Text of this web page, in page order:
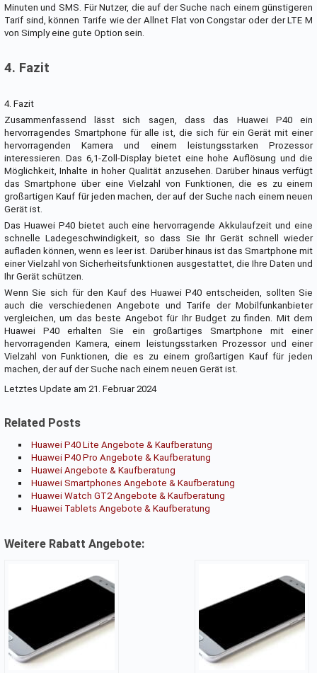
Minuten und SMS. Für Nutzer, die auf der Suche nach einem günstigeren
Tarif sind, können Tarife wie der Allnet Flat von Congstar oder der LTE M
von Simply eine gute Option sein.
4. Fazit
4. Fazit
Zusammenfassend lässt sich sagen, dass das Huawei P40 ein
hervorragendes Smartphone für alle ist, die sich für ein Gerät mit einer
hervorragenden Kamera und einem leistungsstarken Prozessor
interessieren. Das 6,1-Zoll-Display bietet eine hohe Auflösung und die
Möglichkeit, Inhalte in hoher Qualität anzusehen. Darüber hinaus verfügt
das Smartphone über eine Vielzahl von Funktionen, die es zu einem
großartigen Kauf für jeden machen, der auf der Suche nach einem neuen
Gerät ist.
Das Huawei P40 bietet auch eine hervorragende Akkulaufzeit und eine
schnelle Ladegeschwindigkeit, so dass Sie Ihr Gerät schnell wieder
aufladen können, wenn es leer ist. Darüber hinaus ist das Smartphone mit
einer Vielzahl von Sicherheitsfunktionen ausgestattet, die Ihre Daten und
Ihr Gerät schützen.
Wenn Sie sich für den Kauf des Huawei P40 entscheiden, sollten Sie
auch die verschiedenen Angebote und Tarife der Mobilfunkanbieter
vergleichen, um das beste Angebot für Ihr Budget zu finden. Mit dem
Huawei P40 erhalten Sie ein großartiges Smartphone mit einer
hervorragenden Kamera, einem leistungsstarken Prozessor und einer
Vielzahl von Funktionen, die es zu einem großartigen Kauf für jeden
machen, der auf der Suche nach einem neuen Gerät ist.
Letztes Update am 21. Februar 2024
Related Posts
Huawei P40 Lite Angebote & Kaufberatung
Huawei P40 Pro Angebote & Kaufberatung
Huawei Angebote & Kaufberatung
Huawei Smartphones Angebote & Kaufberatung
Huawei Watch GT2 Angebote & Kaufberatung
Huawei Tablets Angebote & Kaufberatung
Weitere Rabatt Angebote: